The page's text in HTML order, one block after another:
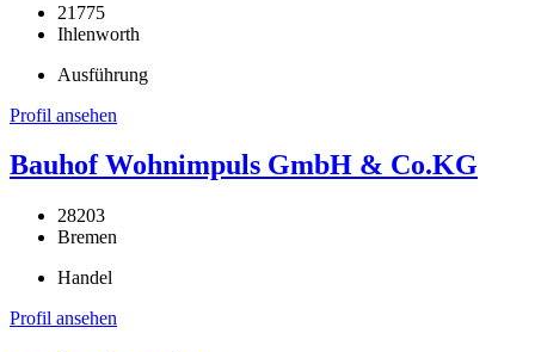
21775
Ihlenworth
Ausführung
Profil ansehen
Bauhof Wohnimpuls GmbH & Co.KG
28203
Bremen
Handel
Profil ansehen